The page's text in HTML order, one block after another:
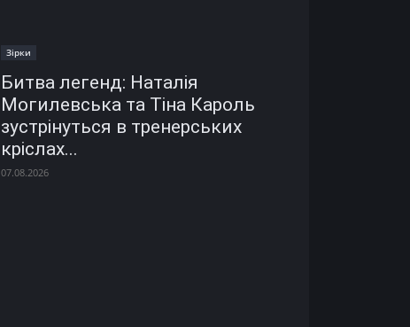
Зірки
Битва легенд: Наталія
Могилевська та Тіна Кароль
зустрінуться в тренерських
кріслах...
07.08.2026